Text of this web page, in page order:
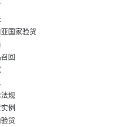
国家验货
回
规
例
货